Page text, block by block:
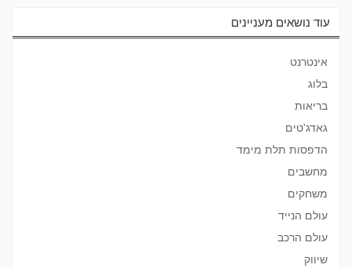
עוד נושאים מעניינים
אינטרנט
בלוג
בריאות
גאדג'טים
הדפסות תלת מימד
מחשבים
משחקים
עולם הנייד
עולם הרכב
שיווק